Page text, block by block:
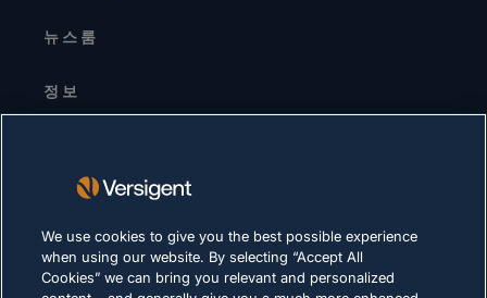
뉴스룸
정보
경영진 / 리더십 팀
공급업체
채용 정보
We use cookies to give you the best possible experience
when using our website. By selecting “Accept All
Cookies” we can bring you relevant and personalized